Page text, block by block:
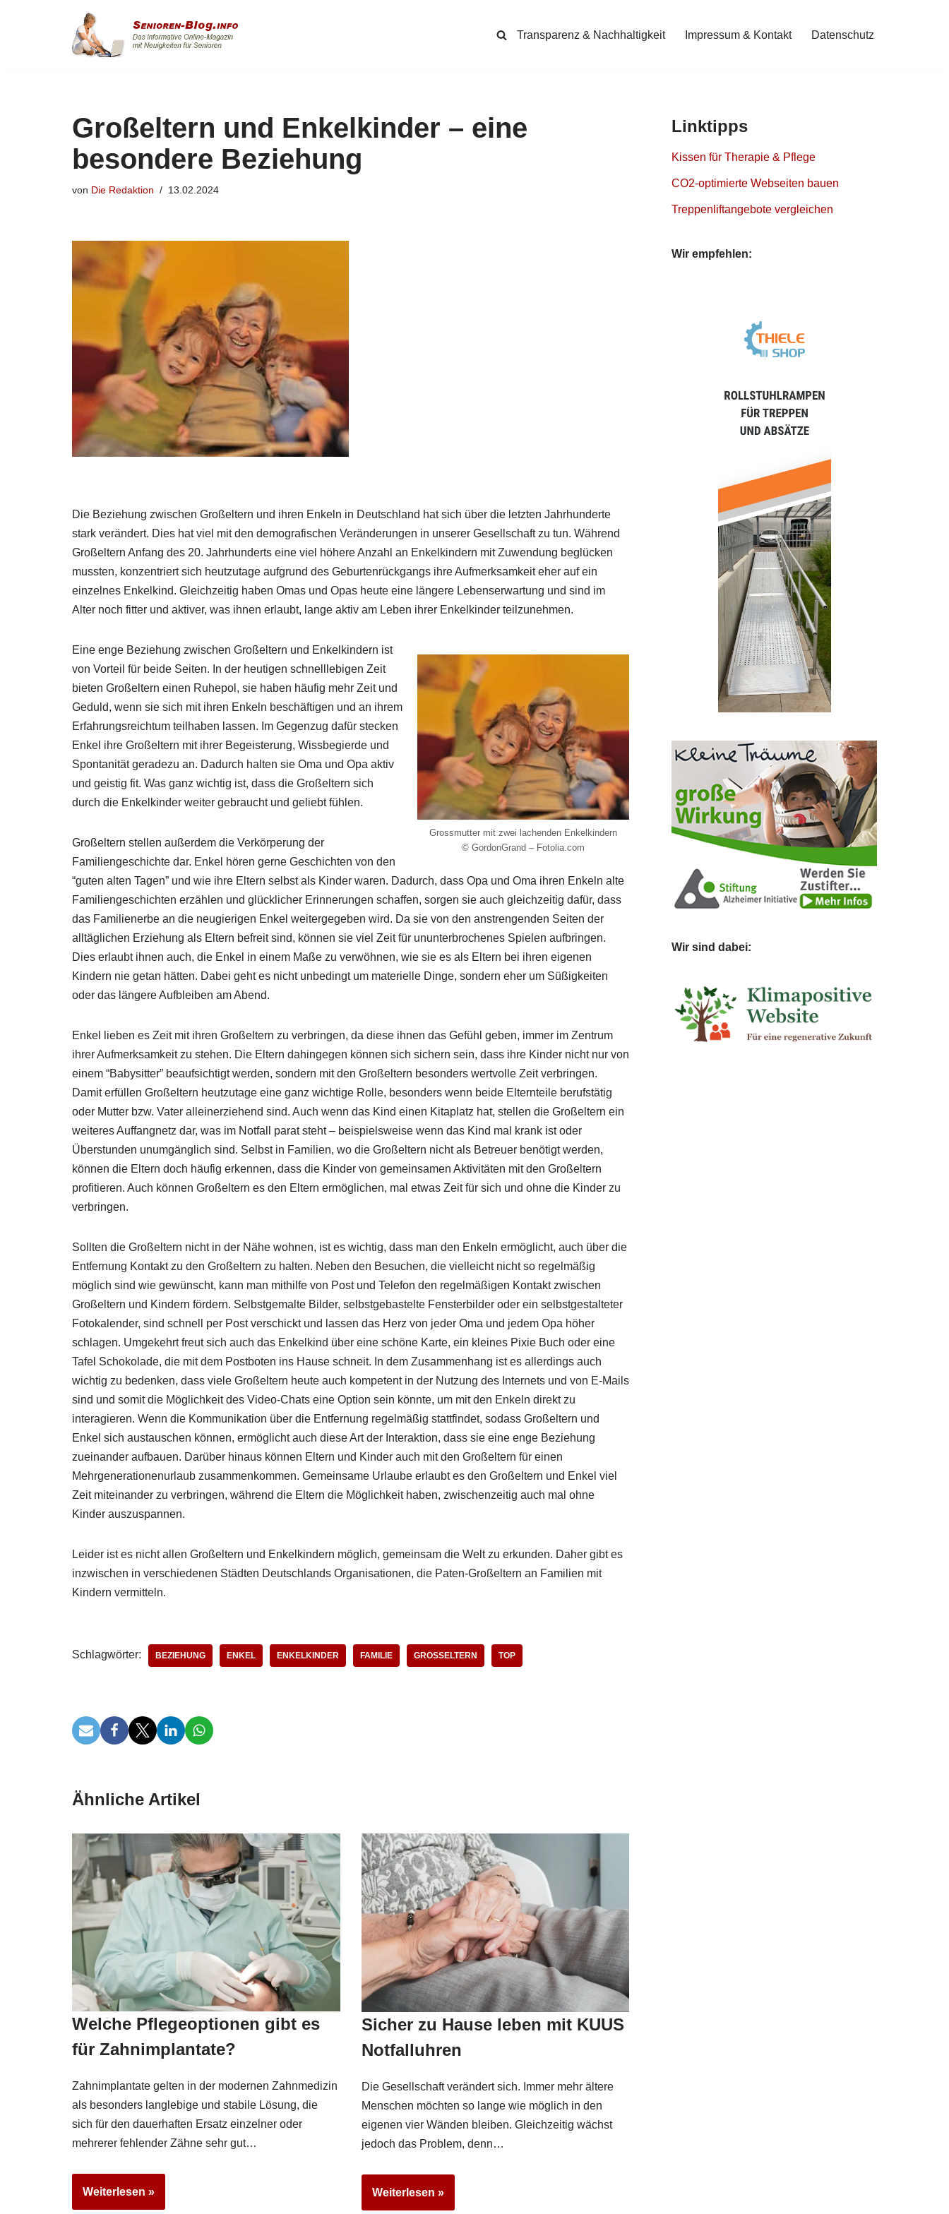
Transparenz & Nachhaltigkeit Impressum & Kontakt Datenschutz
Großeltern und Enkelkinder – eine
besondere Beziehung
von Die Redaktion 13.02.2024
Die Beziehung zwischen Großeltern und ihren Enkeln in Deutschland hat sich über die letzten Jahrhunderte
stark verändert. Dies hat viel mit den demografischen Veränderungen in unserer Gesellschaft zu tun. Während
Großeltern Anfang des 20. Jahrhunderts eine viel höhere Anzahl an Enkelkindern mit Zuwendung beglücken
mussten, konzentriert sich heutzutage aufgrund des Geburtenrückgangs ihre Aufmerksamkeit eher auf ein
einzelnes Enkelkind. Gleichzeitig haben Omas und Opas heute eine längere Lebenserwartung und sind im
Alter noch fitter und aktiver, was ihnen erlaubt, lange aktiv am Leben ihrer Enkelkinder teilzunehmen.
Grossmutter mit zwei lachenden Enkelkindern
© GordonGrand – Fotolia.com
Eine enge Beziehung zwischen Großeltern und Enkelkindern ist
von Vorteil für beide Seiten. In der heutigen schnelllebigen Zeit
bieten Großeltern einen Ruhepol, sie haben häufig mehr Zeit und
Geduld, wenn sie sich mit ihren Enkeln beschäftigen und an ihrem
Erfahrungsreichtum teilhaben lassen. Im Gegenzug dafür stecken
Enkel ihre Großeltern mit ihrer Begeisterung, Wissbegierde und
Spontanität geradezu an. Dadurch halten sie Oma und Opa aktiv
und geistig fit. Was ganz wichtig ist, dass die Großeltern sich
durch die Enkelkinder weiter gebraucht und geliebt fühlen.
Großeltern stellen außerdem die Verkörperung der
Familiengeschichte dar. Enkel hören gerne Geschichten von den
“guten alten Tagen” und wie ihre Eltern selbst als Kinder waren. Dadurch, dass Opa und Oma ihren Enkeln alte
Familiengeschichten erzählen und glücklicher Erinnerungen schaffen, sorgen sie auch gleichzeitig dafür, dass
das Familienerbe an die neugierigen Enkel weitergegeben wird. Da sie von den anstrengenden Seiten der
alltäglichen Erziehung als Eltern befreit sind, können sie viel Zeit für ununterbrochenes Spielen aufbringen.
Dies erlaubt ihnen auch, die Enkel in einem Maße zu verwöhnen, wie sie es als Eltern bei ihren eigenen
Kindern nie getan hätten. Dabei geht es nicht unbedingt um materielle Dinge, sondern eher um Süßigkeiten
oder das längere Aufbleiben am Abend.
Enkel lieben es Zeit mit ihren Großeltern zu verbringen, da diese ihnen das Gefühl geben, immer im Zentrum
ihrer Aufmerksamkeit zu stehen. Die Eltern dahingegen können sich sichern sein, dass ihre Kinder nicht nur von
einem “Babysitter” beaufsichtigt werden, sondern mit den Großeltern besonders wertvolle Zeit verbringen.
Damit erfüllen Großeltern heutzutage eine ganz wichtige Rolle, besonders wenn beide Elternteile berufstätig
oder Mutter bzw. Vater alleinerziehend sind. Auch wenn das Kind einen Kitaplatz hat, stellen die Großeltern ein
weiteres Auffangnetz dar, was im Notfall parat steht – beispielsweise wenn das Kind mal krank ist oder
Überstunden unumgänglich sind. Selbst in Familien, wo die Großeltern nicht als Betreuer benötigt werden,
können die Eltern doch häufig erkennen, dass die Kinder von gemeinsamen Aktivitäten mit den Großeltern
profitieren. Auch können Großeltern es den Eltern ermöglichen, mal etwas Zeit für sich und ohne die Kinder zu
verbringen.
Sollten die Großeltern nicht in der Nähe wohnen, ist es wichtig, dass man den Enkeln ermöglicht, auch über die
Entfernung Kontakt zu den Großeltern zu halten. Neben den Besuchen, die vielleicht nicht so regelmäßig
möglich sind wie gewünscht, kann man mithilfe von Post und Telefon den regelmäßigen Kontakt zwischen
Großeltern und Kindern fördern. Selbstgemalte Bilder, selbstgebastelte Fensterbilder oder ein selbstgestalteter
Fotokalender, sind schnell per Post verschickt und lassen das Herz von jeder Oma und jedem Opa höher
schlagen. Umgekehrt freut sich auch das Enkelkind über eine schöne Karte, ein kleines Pixie Buch oder eine
Tafel Schokolade, die mit dem Postboten ins Hause schneit. In dem Zusammenhang ist es allerdings auch
wichtig zu bedenken, dass viele Großeltern heute auch kompetent in der Nutzung des Internets und von E-Mails
sind und somit die Möglichkeit des Video-Chats eine Option sein könnte, um mit den Enkeln direkt zu
interagieren. Wenn die Kommunikation über die Entfernung regelmäßig stattfindet, sodass Großeltern und
Enkel sich austauschen können, ermöglicht auch diese Art der Interaktion, dass sie eine enge Beziehung
zueinander aufbauen. Darüber hinaus können Eltern und Kinder auch mit den Großeltern für einen
Mehrgenerationenurlaub zusammenkommen. Gemeinsame Urlaube erlaubt es den Großeltern und Enkel viel
Zeit miteinander zu verbringen, während die Eltern die Möglichkeit haben, zwischenzeitig auch mal ohne
Kinder auszuspannen.
Leider ist es nicht allen Großeltern und Enkelkindern möglich, gemeinsam die Welt zu erkunden. Daher gibt es
inzwischen in verschiedenen Städten Deutschlands Organisationen, die Paten-Großeltern an Familien mit
Kindern vermitteln.
Schlagwörter: BEZIEHUNG ENKEL ENKELKINDER FAMILIE GROSSELTERN TOP
Ähnliche Artikel
Welche Pflegeoptionen gibt es
für Zahnimplantate?
Zahnimplantate gelten in der modernen Zahnmedizin
als besonders langlebige und stabile Lösung, die
sich für den dauerhaften Ersatz einzelner oder
mehrerer fehlender Zähne sehr gut…
Weiterlesen »
Sicher zu Hause leben mit KUUS
Notfalluhren
Die Gesellschaft verändert sich. Immer mehr ältere
Menschen möchten so lange wie möglich in den
eigenen vier Wänden bleiben. Gleichzeitig wächst
jedoch das Problem, denn…
Weiterlesen »
Linktipps
Kissen für Therapie & Pflege
CO2-optimierte Webseiten bauen
Treppenliftangebote vergleichen
Wir empfehlen:
Wir sind dabei: